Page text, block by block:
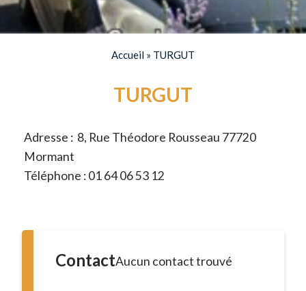
Accueil» TURGUT
TURGUT
Adresse : 8, Rue Théodore Rousseau 77720
Mormant
Téléphone : 01 64 06 53 12
ContactAucun contact trouvé